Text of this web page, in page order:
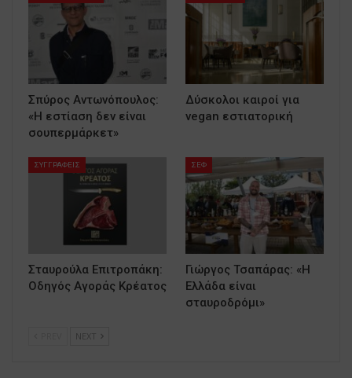
Σπύρος Αντωνόπουλος:
«Η εστίαση δεν είναι
σουπερμάρκετ»
Δύσκολοι καιροί για
vegan εστιατορική
ΣΥΓΓΡΑΦΕΙΣ
Σταυρούλα Επιτροπάκη:
Οδηγός Αγοράς Κρέατος
ΣΕΦ
Γιώργος Τσαπάρας: «Η
Ελλάδα είναι
σταυροδρόμι»
NEXT